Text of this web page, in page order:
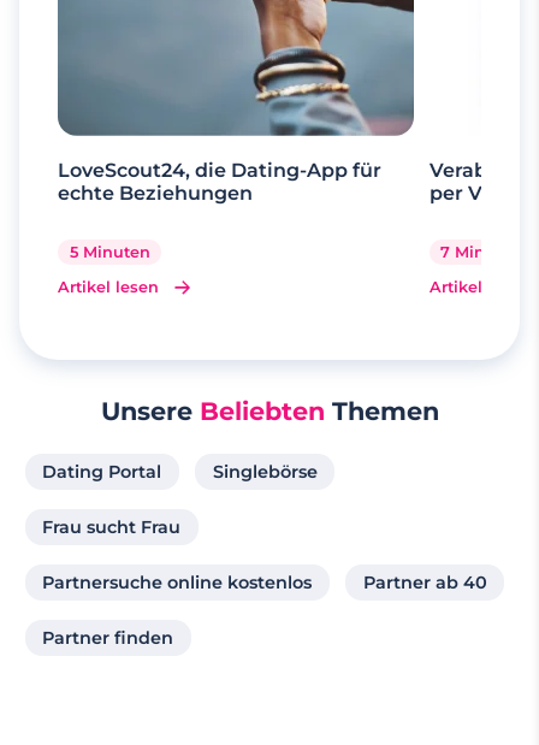
LoveScout24, die Dating-App für
echte Beziehungen
5 Minuten
Artikel lesen
per
7 Minuten
Artikel lesen
Unsere Beliebten Themen
Dating Portal Singlebörse
Frau sucht Frau
Partnersuche online kostenlos Partner ab 40
Partner finden